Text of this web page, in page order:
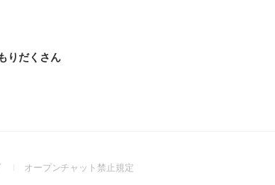
りだくさん
(Openオープンチャット禁止規定(Open